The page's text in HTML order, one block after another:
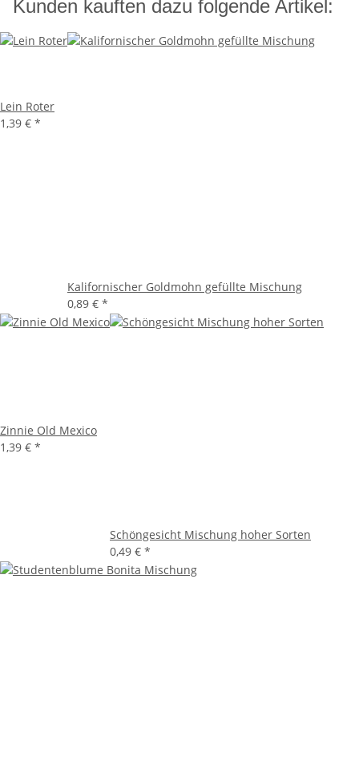
Kunden kauften dazu folgende Artikel:
Lein Roter
1,39 € *
Kalifornischer Goldmohn gefüllte Mischung
0,89 € *
Zinnie Old Mexico
1,39 € *
Schöngesicht Mischung hoher Sorten
0,49 € *